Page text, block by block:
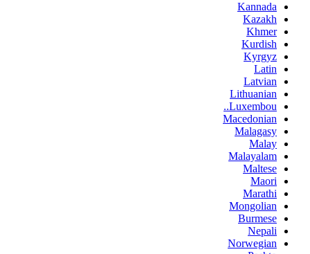
Kannada
Kazakh
Khmer
Kurdish
Kyrgyz
Latin
Latvian
Lithuanian
Luxembou..
Macedonian
Malagasy
Malay
Malayalam
Maltese
Maori
Marathi
Mongolian
Burmese
Nepali
Norwegian